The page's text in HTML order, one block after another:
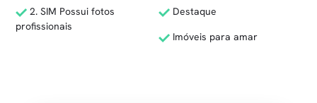
2. SIM Possui fotos
profissionais
Destaque
Imóveis para amar